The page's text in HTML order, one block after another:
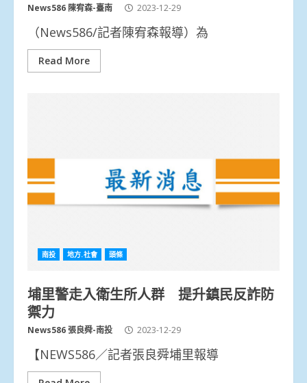
News586 陳宥森-臺南 2023-12-29
（News586/記者陳宥森報導）為
Read More
南投 地方.社會 頭條
埔里警走入衛生所人群 提升鎮民反詐防
禦力
News586 張良舜-南投 2023-12-29
【NEWS586／記者張良舜埔里報導